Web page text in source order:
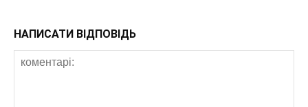
НАПИСАТИ ВІДПОВІДЬ